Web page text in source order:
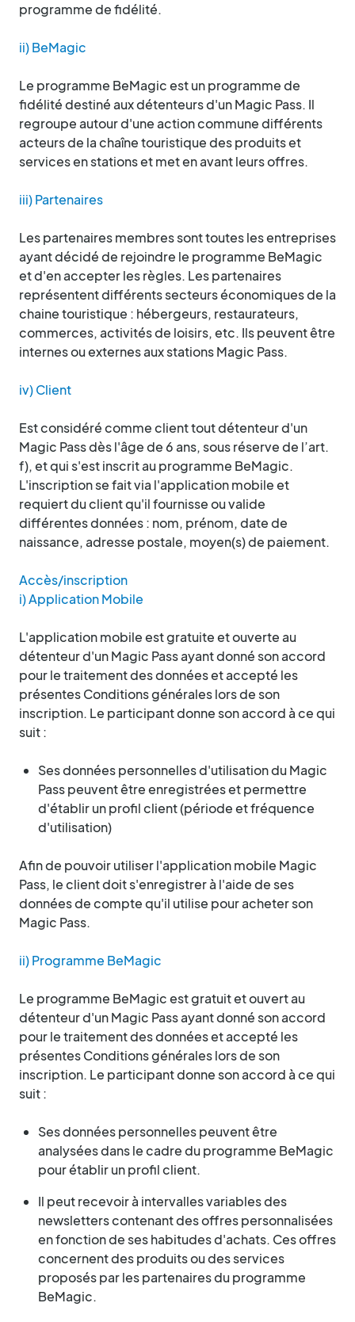
programme de fidélité.
ii) BeMagic
Le programme BeMagic est un programme de
fidélité destiné aux détenteurs d'un Magic Pass. Il
regroupe autour d'une action commune différents
acteurs de la chaîne touristique des produits et
services en stations et met en avant leurs offres.
iii) Partenaires
Les partenaires membres sont toutes les entreprises
ayant décidé de rejoindre le programme BeMagic
et d'en accepter les règles. Les partenaires
représentent différents secteurs économiques de la
chaine touristique : hébergeurs, restaurateurs,
commerces, activités de loisirs, etc. Ils peuvent être
internes ou externes aux stations Magic Pass.
iv) Client
Est considéré comme client tout détenteur d'un
Magic Pass dès l'âge de 6 ans, sous réserve de l’art.
f), et qui s'est inscrit au programme BeMagic.
L'inscription se fait via l'application mobile et
requiert du client qu'il fournisse ou valide
différentes données : nom, prénom, date de
naissance, adresse postale, moyen(s) de paiement.
Accès/inscription
i) Application Mobile
L'application mobile est gratuite et ouverte au
détenteur d'un Magic Pass ayant donné son accord
pour le traitement des données et accepté les
présentes Conditions générales lors de son
inscription. Le participant donne son accord à ce qui
suit :
Ses données personnelles d'utilisation du Magic
Pass peuvent être enregistrées et permettre
d'établir un profil client (période et fréquence
d'utilisation)
Afin de pouvoir utiliser l'application mobile Magic
Pass, le client doit s'enregistrer à l'aide de ses
données de compte qu'il utilise pour acheter son
Magic Pass.
ii) Programme BeMagic
Le programme BeMagic est gratuit et ouvert au
détenteur d'un Magic Pass ayant donné son accord
pour le traitement des données et accepté les
présentes Conditions générales lors de son
inscription. Le participant donne son accord à ce qui
suit :
Ses données personnelles peuvent être
analysées dans le cadre du programme BeMagic
pour établir un profil client.
Il peut recevoir à intervalles variables des
newsletters contenant des offres personnalisées
en fonction de ses habitudes d'achats. Ces offres
concernent des produits ou des services
proposés par les partenaires du programme
BeMagic.